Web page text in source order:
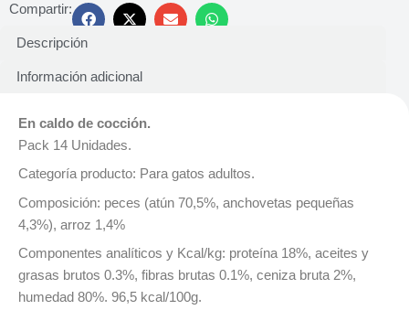
Compartir:
Descripción
Información adicional
En caldo de cocción.
Pack 14 Unidades.
Categoría producto: Para gatos adultos.
Composición: peces (atún 70,5%, anchovetas pequeñas
4,3%), arroz 1,4%
Componentes analíticos y Kcal/kg: proteína 18%, aceites y
grasas brutos 0.3%, fibras brutas 0.1%, ceniza bruta 2%,
humedad 80%. 96,5 kcal/100g.